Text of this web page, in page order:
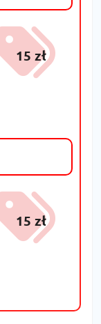
15 zł
15 zł